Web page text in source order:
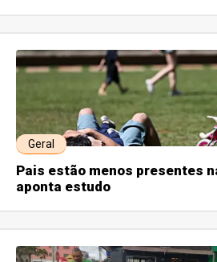
Geral
Pais estão menos presentes
aponta estudo